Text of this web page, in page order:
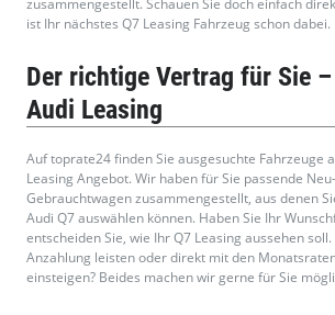
ist Ihr nächstes Q7 Leasing Fahrzeug schon dabei.
Der richtige Vertrag für Sie
Audi Leasing
Auf toprate24 finden Sie ausgesuchte Fahrzeuge
Leasing Angebot. Wir haben für Sie passende
Gebrauchtwagen zusammengestellt, aus denen
Audi Q7 auswählen können. Haben Sie Ihr
entscheiden Sie, wie Ihr Q7 Leasing aussehen
Anzahlung leisten oder direkt mit den
einsteigen? Beides machen wir gerne für Sie